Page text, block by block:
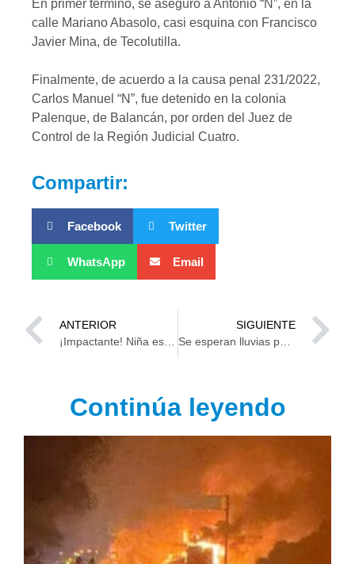
En primer término, se aseguró a Antonio “N”, en la
calle Mariano Abasolo, casi esquina con Francisco
Javier Mina, de Tecolutilla.
Finalmente, de acuerdo a la causa penal 231/2022,
Carlos Manuel “N”, fue detenido en la colonia
Palenque, de Balancán, por orden del Juez de
Control de la Región Judicial Cuatro.
Compartir:
Facebook Twitter
WhatsApp Email
ANTERIOR
SIGUIENTE
Se esperan lluvias para este domingo en Tabasco
Continúa leyendo